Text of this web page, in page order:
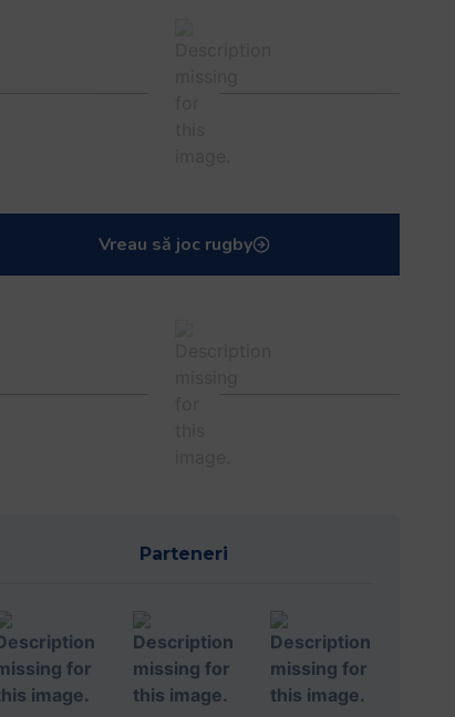
Vreau să joc rugby
Parteneri